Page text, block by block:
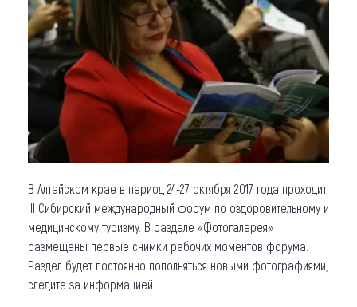
О регионе
Коллекция впечатлений
Другие рубрики
В Алтайском крае в период 24-27 октября 2017 года проходит
III Сибирский международный форум по оздоровительному и
медицинскому туризму. В разделе «Фотогалерея»
размещены первые снимки рабочих моментов форума.
Раздел будет постоянно пополняться новыми фотографиями,
следите за информацией.